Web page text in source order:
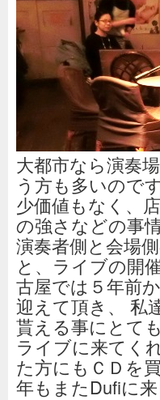
大都市なら演奏
う方も多いので
少価値もなく、
の強さなどの事
演奏者側と会場
と、ライブの開
古屋では５年前
迎えて頂き、 私
貰える事にとて
ライブに来てく
た方にもＣＤを
年もまたDufiに